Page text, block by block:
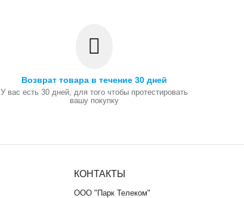
Возврат товара в течение 30 дней
У вас есть 30 дней, для того чтобы протестировать
вашу покупку
КОНТАКТЫ
ООО "Парк Телеком"